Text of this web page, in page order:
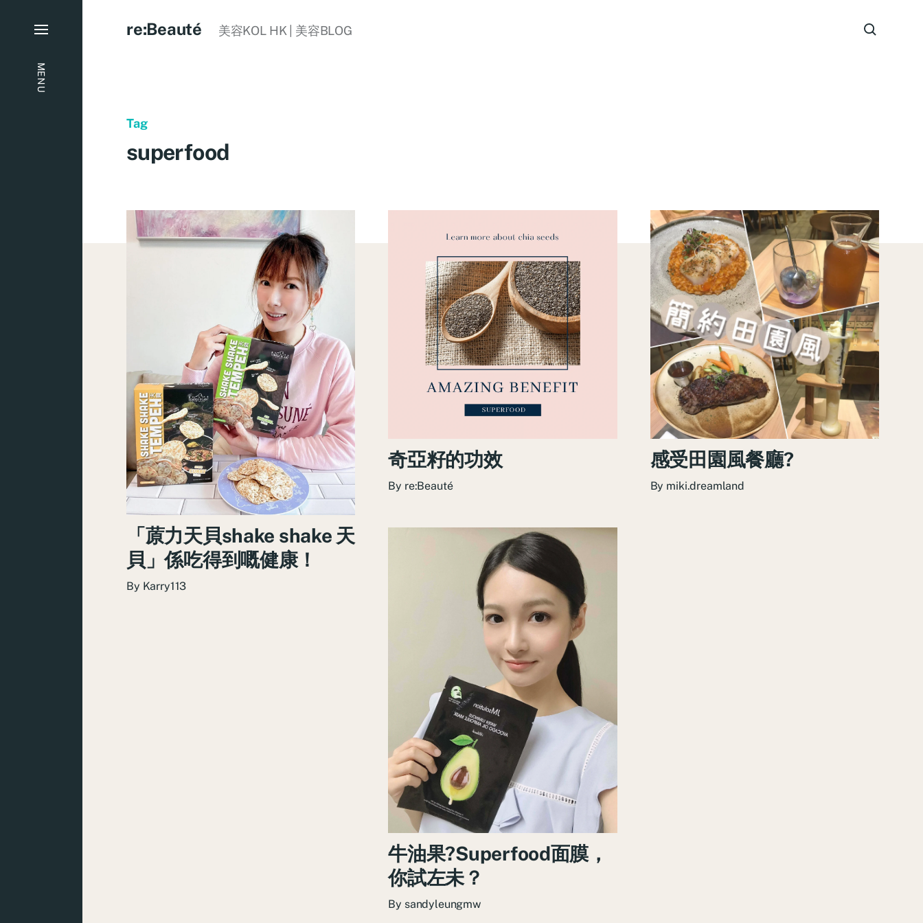
MENU
re:Beauté 美容KOL HK | 美容BLOG
Tag
superfood
「蒝力天貝shake shake 天
貝」係吃得到嘅健康！
By Karry113
奇亞籽的功效
By re:Beauté
感受田園風餐廳?
By miki.dreamland
牛油果?Superfood面膜，
你試左未？
By sandyleungmw